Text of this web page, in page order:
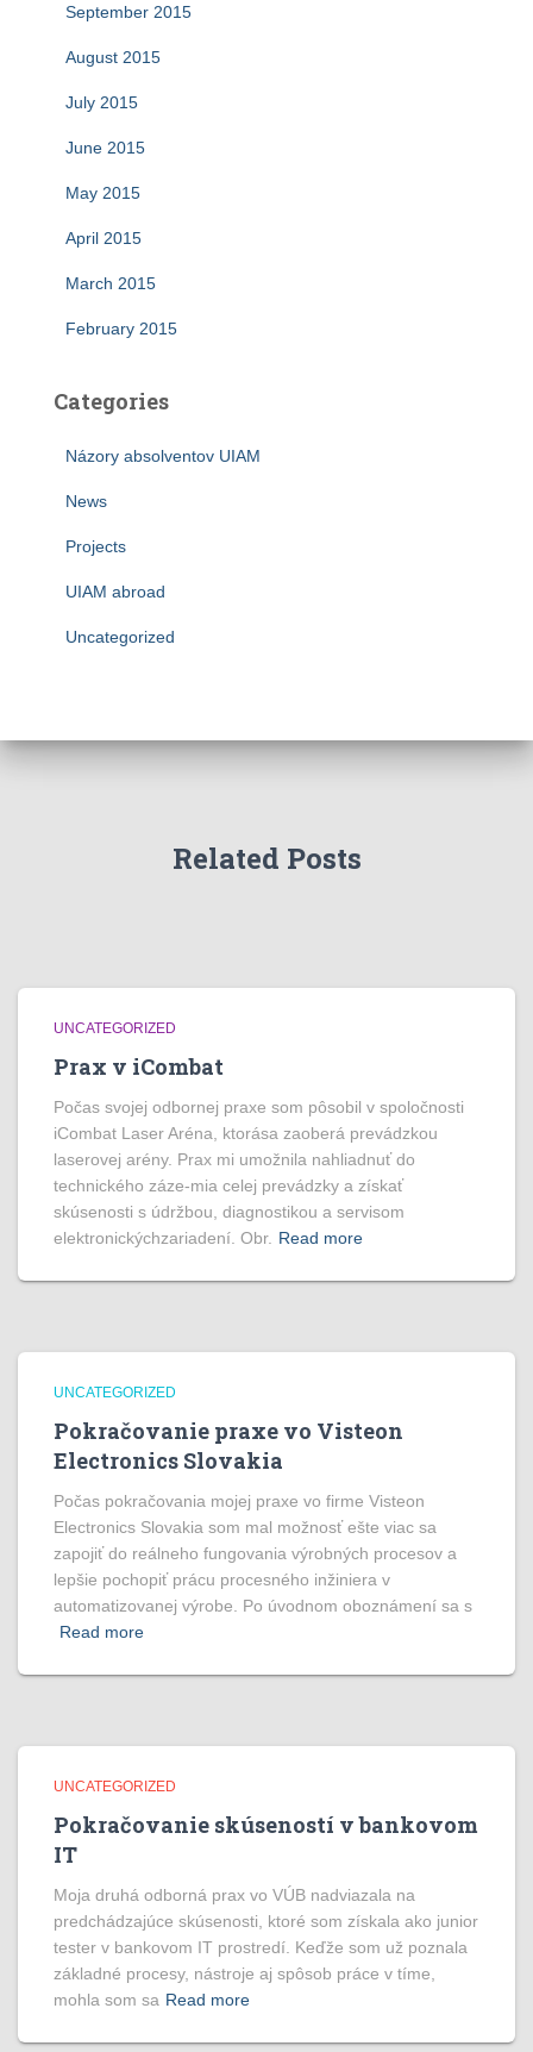
September 2015
August 2015
July 2015
June 2015
May 2015
April 2015
March 2015
February 2015
Categories
Názory absolventov UIAM
News
Projects
UIAM abroad
Uncategorized
Related Posts
UNCATEGORIZED
Prax v iCombat
Počas svojej odbornej praxe som pôsobil v spoločnosti
iCombat Laser Aréna, ktorása zaoberá prevádzkou
laserovej arény. Prax mi umožnila nahliadnuť do
technického záze-mia celej prevádzky a získať
skúsenosti s údržbou, diagnostikou a servisom
elektronickýchzariadení. Obr. Read more
UNCATEGORIZED
Pokračovanie praxe vo Visteon
Electronics Slovakia
Počas pokračovania mojej praxe vo firme Visteon
Electronics Slovakia som mal možnosť ešte viac sa
zapojiť do reálneho fungovania výrobných procesov a
lepšie pochopiť prácu procesného inžiniera v
automatizovanej výrobe. Po úvodnom oboznámení sa s
Read more
UNCATEGORIZED
Pokračovanie skúseností v bankovom
IT
Moja druhá odborná prax vo VÚB nadviazala na
predchádzajúce skúsenosti, ktoré som získala ako junior
tester v bankovom IT prostredí. Keďže som už poznala
základné procesy, nástroje aj spôsob práce v tíme,
mohla som sa Read more